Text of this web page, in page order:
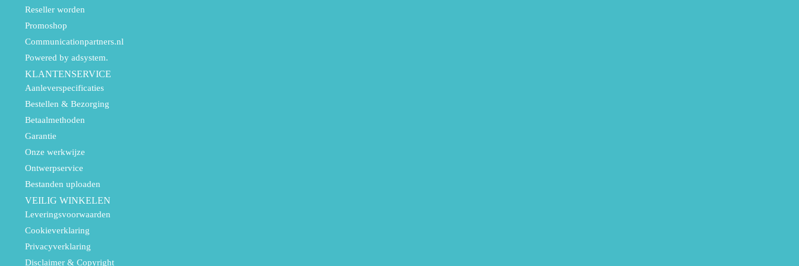
Reseller worden
Promoshop
Communicationpartners.nl
Powered by adsystem.
KLANTENSERVICE
Aanleverspecificaties
Bestellen & Bezorging
Betaalmethoden
Garantie
Onze werkwijze
Ontwerpservice
Bestanden uploaden
VEILIG WINKELEN
Leveringsvoorwaarden
Cookieverklaring
Privacyverklaring
Disclaimer & Copyright